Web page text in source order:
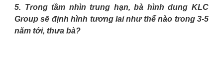
5. Trong tầm nhìn trung hạn, bà hình dung KLC
Group sẽ định hình tương lai như thế nào trong 3-5
năm tới, thưa bà?